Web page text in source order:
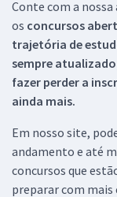
Conte com a nossa
os concursos
trajetória de
sempre
fazer perder a
ainda mais.
Em nosso site,
andamento e até
concursos que
preparar com mais